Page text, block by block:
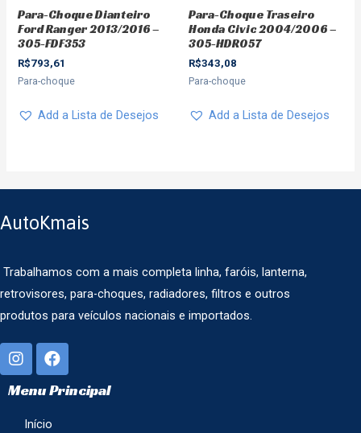
Para-Choque Dianteiro
Ford Ranger 2013/2016 –
305-FDF353
R$793,61
Para-choque
Add a Lista de Desejos
Para-Choque Traseiro
Honda Civic 2004/2006 –
305-HDR057
R$343,08
Para-choque
Add a Lista de Desejos
AutoKmais
Trabalhamos com a mais completa linha, faróis, lanterna,
retrovisores, para-choques, radiadores, filtros e outros
produtos para veículos nacionais e importados.
Menu Principal
Início